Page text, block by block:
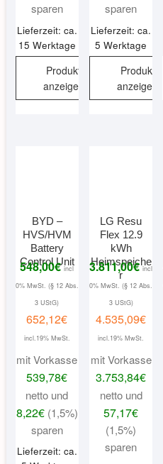
sparen
Lieferzeit: ca.
15 Werktage
Produkt
anzeigen
sparen
Lieferzeit: ca.
5 Werktage
Produkt
anzeigen
BYD –
HVS/HVM
Battery
Control Unit
548,00€ incl
0% MwSt. (§ 12 Abs.
3 UStG)
652,12€
incl.19% MwSt.
mit Vorkasse
539,78€
netto und
8,22€(1,5%)
sparen
Lieferzeit: ca.
LG Resu
Flex 12.9
kWh
Heimspeiche
r
3.811,00€ incl
0% MwSt. (§ 12 Abs.
3 UStG)
4.535,09€
incl.19% MwSt.
mit Vorkasse
3.753,84€
netto und
57,17€
(1,5%)
sparen